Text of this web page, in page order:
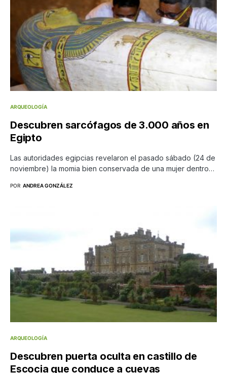
ARQUEOLOGÍA
Descubren sarcófagos de 3.000 años en
Egipto
Las autoridades egipcias revelaron el pasado sábado (24 de
noviembre) la momia bien conservada de una mujer dentro…
POR ANDREA GONZÁLEZ
ARQUEOLOGÍA
Descubren puerta oculta en castillo de
Escocia que conduce a cuevas